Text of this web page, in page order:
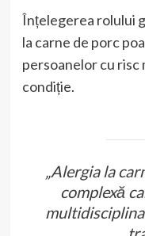
Înțelegerea rolului
la carne de porc
persoanelor cu risc
condiție.
„Alergia la
complexă